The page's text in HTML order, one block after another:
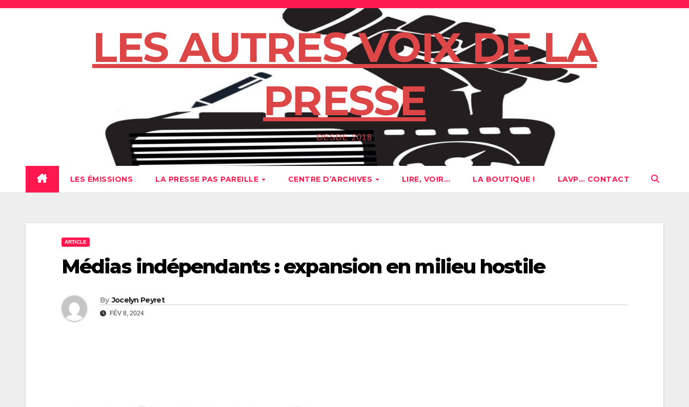
Skip
LES AUTRES VOIX DE LA
PRESSE
DESDE 2018
LES ÉMISSIONS LA PRESSE PAS PAREILLE CENTRE D’ARCHIVES LIRE, VOIR… LA BOUTIQUE ! LAVP… CONTACT
ARTICLE
Médias indépendants : expansion en milieu hostile
By Jocelyn Peyret
FÉV 8, 2024